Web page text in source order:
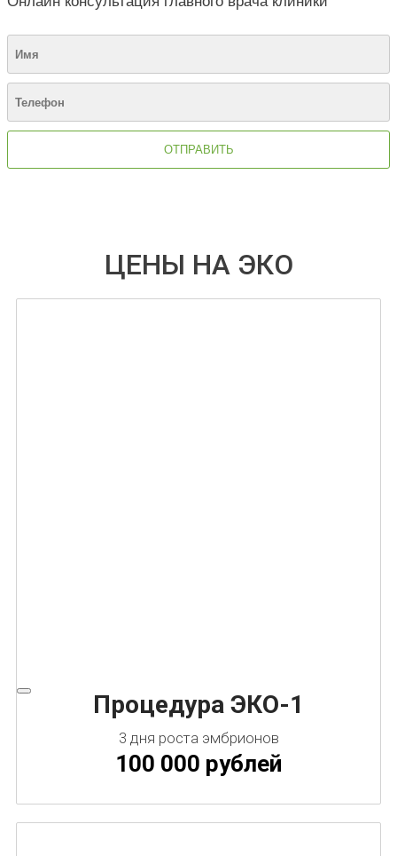
ЦЕНЫ НА ЭКО
Процедура ЭКО-1
3 дня роста эмбрионов
100 000 рублей